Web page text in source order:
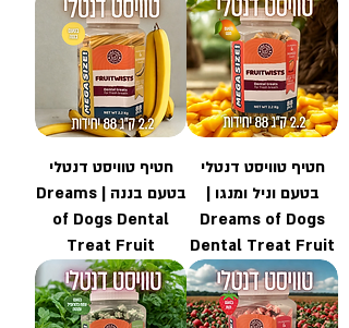
חטיף טוויסט דנטלי
בטעם וניל ומנגו |
Dreams of Dogs
Dental Treat Fruit
חטיף טוויסט דנטלי
בטעם בננה | Dreams
of Dogs Dental
Treat Fruit